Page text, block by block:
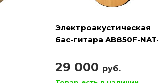
Электроакустическая
бас-гитара AB850F-
29 000 руб.